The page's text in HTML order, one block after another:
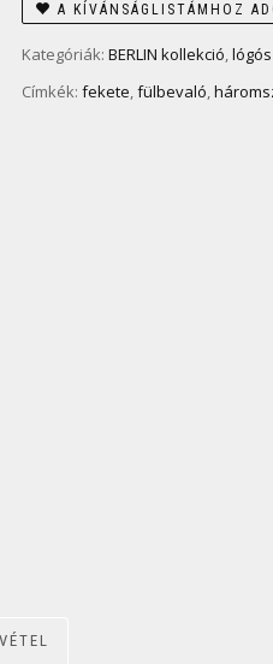
A KÍVÁNSÁGLISTÁMHOZ
Kategóriák: BERLIN kollekció,
Címkék: fekete,fülbevaló,